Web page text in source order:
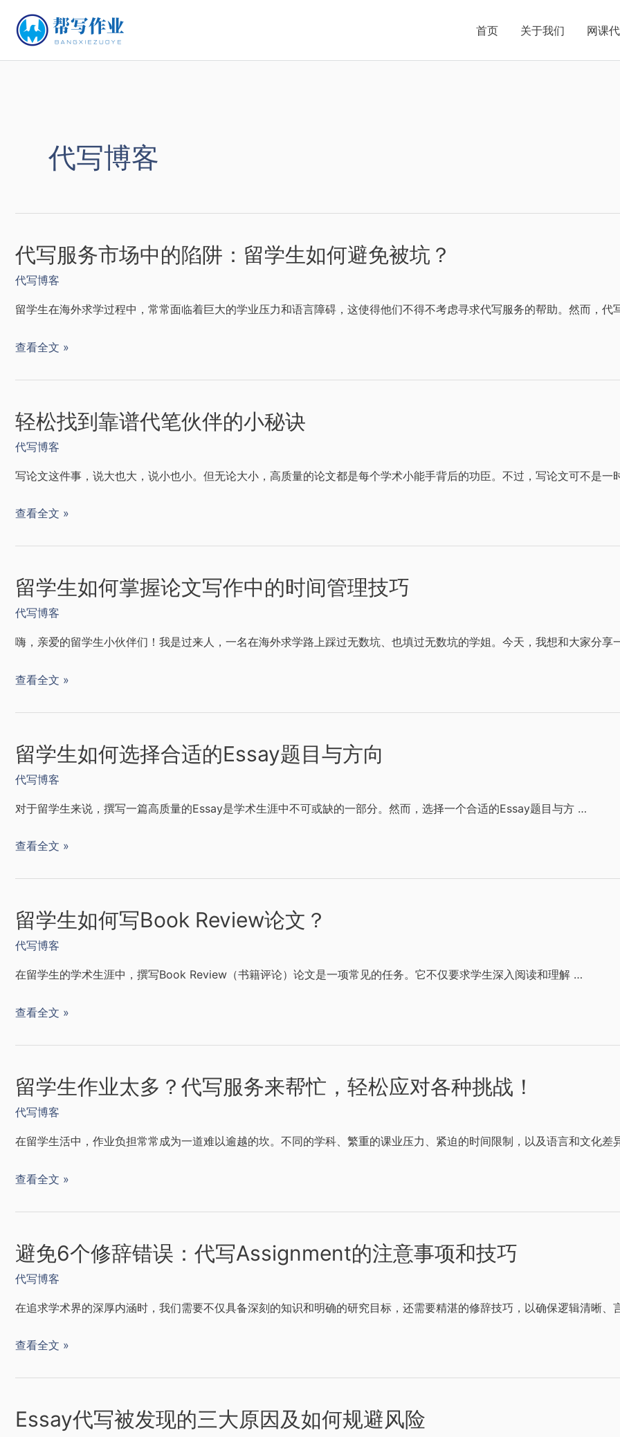
首页 关于我们 网课
代写博客
代写服务市场中的陷阱：留学生如何避免被坑？
代写博客
留学生在海外求学过程中，常常面临着巨大的学业压力和语言障碍，这使得他们不得不考虑寻求代写服务的帮助。然而，代
查看全文 »
轻松找到靠谱代笔伙伴的小秘诀
代写博客
写论文这件事，说大也大，说小也小。但无论大小，高质量的论文都是每个学术小能手背后的功臣。不过，写论文可不是一
查看全文 »
留学生如何掌握论文写作中的时间管理技巧
代写博客
嗨，亲爱的留学生小伙伴们！我是过来人，一名在海外求学路上踩过无数坑、也填过无数坑的学姐。今天，我想和大家分享
查看全文 »
留学生如何选择合适的Essay题目与方向
代写博客
对于留学生来说，撰写一篇高质量的Essay是学术生涯中不可或缺的一部分。然而，选择一个合适的Essay题目与方 …
查看全文 »
留学生如何写Book Review论文？
代写博客
在留学生的学术生涯中，撰写Book Review（书籍评论）论文是一项常见的任务。它不仅要求学生深入阅读和理解 …
查看全文 »
留学生作业太多？代写服务来帮忙，轻松应对各种挑战！
代写博客
在留学生活中，作业负担常常成为一道难以逾越的坎。不同的学科、繁重的课业压力、紧迫的时间限制，以及语言和文化差
查看全文 »
避免6个修辞错误：代写Assignment的注意事项和技巧
代写博客
在追求学术界的深厚内涵时，我们需要不仅具备深刻的知识和明确的研究目标，还需要精湛的修辞技巧，以确保逻辑清晰、
查看全文 »
Essay代写被发现的三大原因及如何规避风险